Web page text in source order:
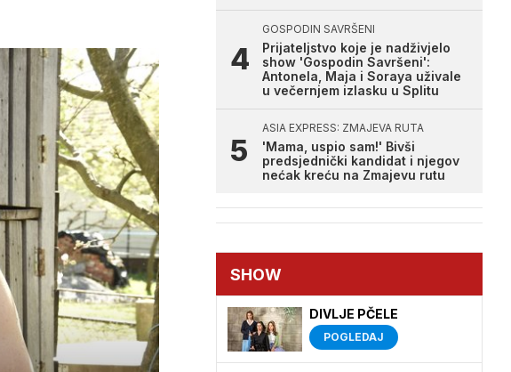
GOSPODIN SAVRŠENI
Prijateljstvo koje je nadživjelo
show 'Gospodin Savršeni':
Antonela, Maja i Soraya uživale
u večernjem izlasku u Splitu
ASIA EXPRESS: ZMAJEVA RUTA
'Mama, uspio sam!' Bivši
predsjednički kandidat i njegov
nećak kreću na Zmajevu rutu
SHOW
DIVLJE PČELE
POGLEDAJ